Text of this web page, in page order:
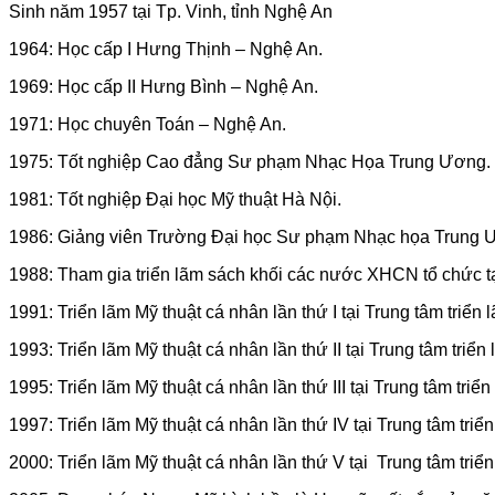
Sinh năm 1957 tại Tp. Vinh, tỉnh Nghệ An
1964: Học cấp I Hưng Thịnh – Nghệ An.
1969: Học cấp II Hưng Bình – Nghệ An.
1971: Học chuyên Toán – Nghệ An.
1975: Tốt nghiệp Cao đẳng Sư phạm Nhạc Họa Trung Ương.
1981: Tốt nghiệp Đại học Mỹ thuật Hà Nội.
1986: Giảng viên Trường Đại học Sư phạm Nhạc họa Trung
1988: Tham gia triển lãm sách khối các nước XHCN tổ chức
1991: Triển lãm Mỹ thuật cá nhân lần thứ I tại Trung tâm triển
1993: Triển lãm Mỹ thuật cá nhân lần thứ II tại Trung tâm triển
1995: Triển lãm Mỹ thuật cá nhân lần thứ III tại Trung tâm
1997: Triển lãm Mỹ thuật cá nhân lần thứ IV tại Trung tâm
2000: Triển lãm Mỹ thuật cá nhân lần thứ V tại Trung tâm